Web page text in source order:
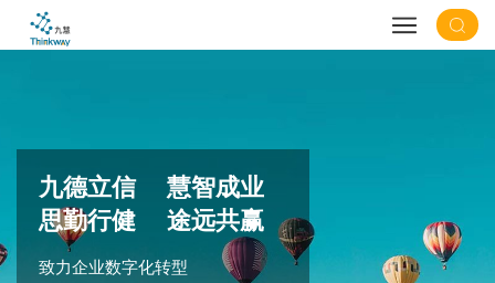
九德立信 慧智成业
思勤行健 途远共赢
致力企业数字化转型